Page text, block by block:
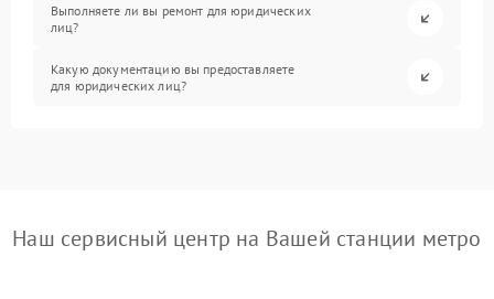
Выполняете ли вы ремонт для юридических
лиц?
Какую документацию вы предоставляете
для юридических лиц?
Наш сервисный центр на Вашей станции метро